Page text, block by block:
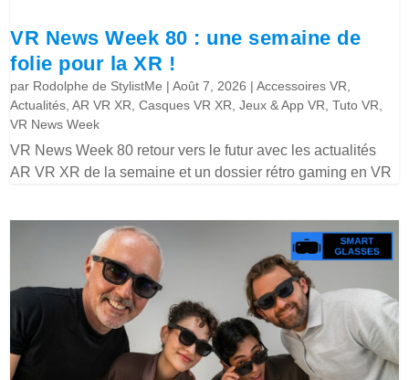
VR News Week 80 : une semaine de
folie pour la XR !
par Rodolphe de StylistMe |Août 7, 2026 |Accessoires VR,
Actualités,AR VR XR,Casques VR XR,Jeux & App VR,Tuto VR,
VR News Week
VR News Week 80 retour vers le futur avec les actualités
AR VR XR de la semaine et un dossier rétro gaming en VR